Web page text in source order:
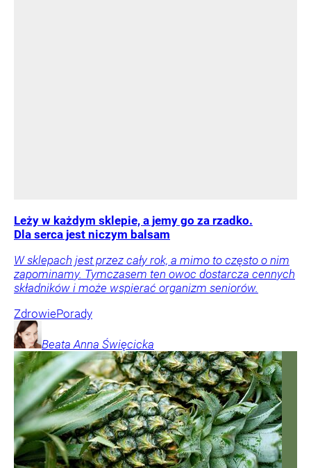
Leży w każdym sklepie, a jemy go za rzadko.
Dla serca jest niczym balsam
W sklepach jest przez cały rok, a mimo to często o nim
zapominamy. Tymczasem ten owoc dostarcza cennych
składników i może wspierać organizm seniorów.
ZdrowiePorady
Beata Anna Święcicka